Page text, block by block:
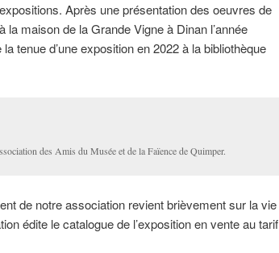
Après une présentation des oeuvres de
la maison de la Grande Vigne à Dinan l’année
tenue d’une exposition en 2022 à la bibliothèque
des Amis du Musée et de la Faïence de Quimper.
de notre association revient brièvement sur la vie
édite le catalogue de l’exposition en vente au tarif